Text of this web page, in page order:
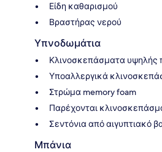
Είδη καθαρισμού
Βραστήρας νερού
Υπνοδωμάτια
Κλινοσκεπάσματα υψηλής
Υποαλλεργικά
Στρώμα memory foam
Παρέχονται
Σεντόνια από αιγυπτιακό
Μπάνια